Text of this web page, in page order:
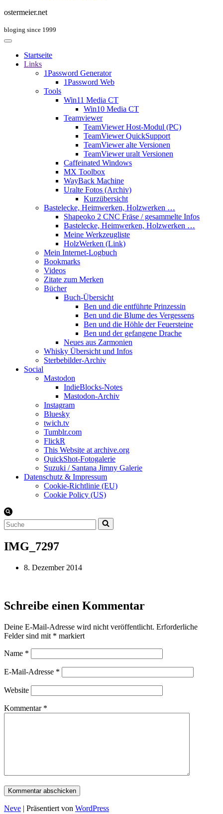
ostermeier.net
bloging since 1999
Startseite
Links
1Password Generator
1Password Web
Tools
Win11 Media CT
Win10 Media CT
Teamviewer
TeamViewer Host-Modul (PC)
TeamViewer QuickSupport
TeamViewer alte Versionen
TeamViewer uralt Versionen
Caffeinated Windows
MX Toolbox
WayBack Machine
Uralte Fotos (Archiv)
Kurzübersicht
Bastelecke, Heimwerken, Holzwerken …
Shapeoko 2 CNC Fräse / gesammelte Infos
Bastelecke, Heimwerken, Holzwerken …
Meine Werkzeugliste
HolzWerken (Link)
Mein Internet-Logbuch
Bookmarks
Videos
Zitate zum Merken
Bücher
Buch-Übersicht
Ben und die entführte Prinzessin
Ben und die Blume des Vergessens
Ben und die Höhle der Feuersteine
Ben und der gefangene Drache
Neues aus Zarmonien
Whisky Übersicht und Infos
Sterbebilder-Archiv
Social
Mastodon
IndieBlocks-Notes
Mastodon-Archiv
Instagram
Bluesky
twich.tv
Tumblr.com
FlickR
This Website at archive.org
QuickShot-Fotogalerie
Suzuki / Santana Jimny Galerie
Datenschutz & Impressum
Cookie-Richtlinie (EU)
Cookie Policy (US)
Suchen
nach …
IMG_7297
8. Dezember 2014
Schreibe einen Kommentar
Deine E-Mail-Adresse wird nicht veröffentlicht. Erforderliche
Felder sind mit * markiert
Name *
E-Mail-Adresse *
Website
Kommentar *
Neve | Präsentiert von WordPress